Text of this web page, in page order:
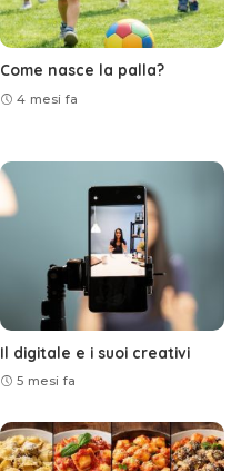
Come nasce la palla?
4 mesi fa
Il digitale e i suoi creativi
5 mesi fa